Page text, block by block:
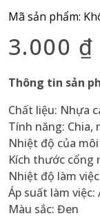
Mã sản phẩm:
3.000 ₫
Thông tin sản
Chất liệu: Nhựa
Tính năng: Chia,
Nhiệt độ của
Kích thước cổng
Nhiệt độ làm
Áp suất làm việc:
Màu sắc: Đen